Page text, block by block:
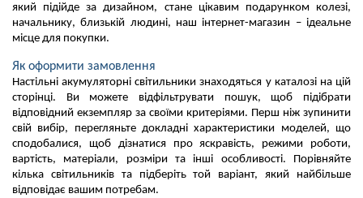
який підійде за дизайном, стане цікавим подарунком колезі,
начальнику, близькій людині, наш інтернет-магазин – ідеальне
місце для покупки.
Як оформити замовлення
Настільні акумуляторні світильники знаходяться у каталозі на цій
сторінці. Ви можете відфільтрувати пошук, щоб підібрати
відповідний екземпляр за своїми критеріями. Перш ніж зупинити
свій вибір, перегляньте докладні характеристики моделей, що
сподобалися, щоб дізнатися про яскравість, режими роботи,
вартість, матеріали, розміри та інші особливості. Порівняйте
кілька світильників та підберіть той варіант, який найбільше
відповідає вашим потребам.